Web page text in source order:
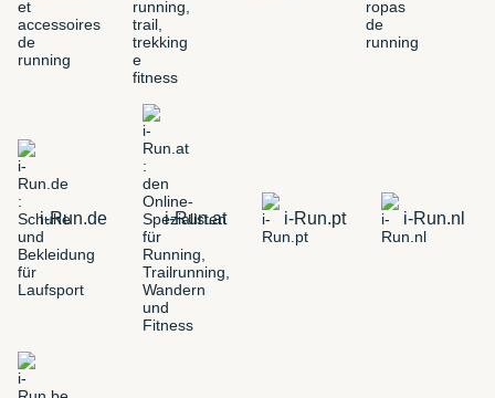
i-Run.de i-Run.at i-Run.pt i-Run.nl